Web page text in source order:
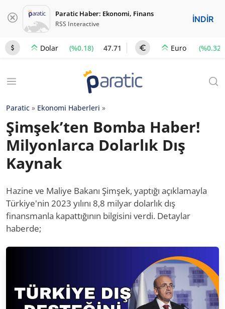
Paratic Haber: Ekonomi, Finans
RSS Interactive İNDİR
Dolar (%0.18) 47.71 Euro (%0.32)
Paratic » Ekonomi Haberleri »
Şimşek’ten Bomba Haber!
Milyonlarca Dolarlık Dış
Kaynak
Hazine ve Maliye Bakanı Şimşek, yaptığı açıklamayla
Türkiye'nin 2023 yılını 8,8 milyar dolarlık dış
finansmanla kapattığının bilgisini verdi. Detaylar
haberde;